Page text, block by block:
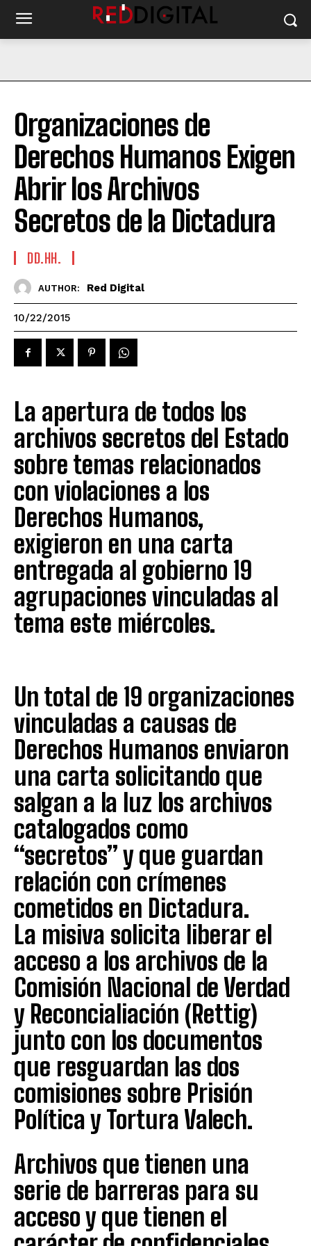
Organizaciones de
Derechos Humanos Exigen
Abrir los Archivos
Secretos de la Dictadura
DD.HH.
AUTHOR: Red Digital
10/22/2015
La apertura de todos los
archivos secretos del Estado
sobre temas relacionados
con violaciones a los
Derechos Humanos,
exigieron en una carta
entregada al gobierno 19
agrupaciones vinculadas al
tema este miércoles.
Un total de 19 organizaciones
vinculadas a causas de
Derechos Humanos enviaron
una carta solicitando que
salgan a la luz los archivos
catalogados como
“secretos” y que guardan
relación con crímenes
cometidos en Dictadura.
La misiva solicita liberar el
acceso a los archivos de la
Comisión Nacional de Verdad
y Reconcialiación (Rettig)
junto con los documentos
que resguardan las dos
comisiones sobre Prisión
Política y Tortura Valech.
Archivos que tienen una
serie de barreras para su
acceso y que tienen el